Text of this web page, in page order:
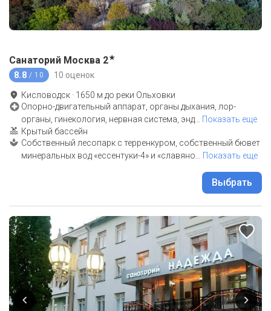
Санаторий Москва 2★
8.8 / 10 10 оценок
Кисловодск · 1650 м до реки Ольховки
Опорно-двигательный аппарат, органы дыхания, лор-
органы, гинекология, нервная система, энд
Показать еще
Крытый бассейн
Собственный лесопарк с терренкуром, собственный бювет
минеральных вод «ессентуки-4» и «славяно
Показать еще
Выбрать